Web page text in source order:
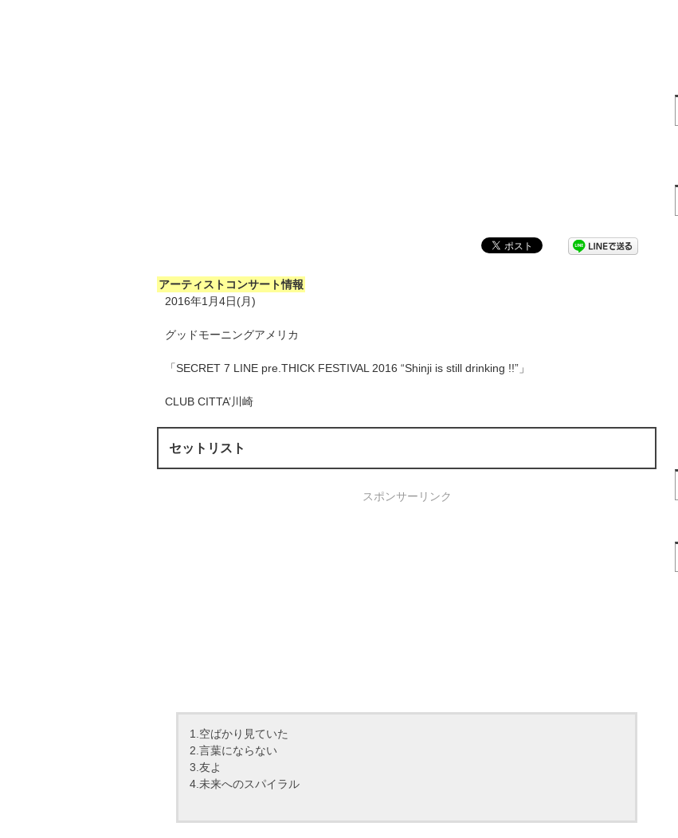
アーティストコンサート情報
2016年1月4日(月)
グッドモーニングアメリカ
「SECRET 7 LINE pre.THICK FESTIVAL 2016 “Shinji is still drinking !!”」
CLUB CITTA’川崎
セットリスト
スポンサーリンク
1.空ばかり見ていた
2.言葉にならない
3.友よ
4.未来へのスパイラル